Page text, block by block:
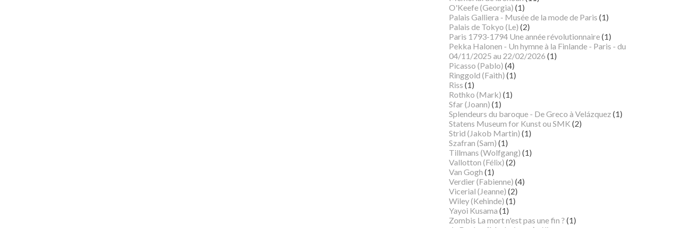
O'Keefe (Georgia) (1)
Palais Galliera - Musée de la mode de Paris (1)
Palais de Tokyo (Le) (2)
Paris 1793-1794 Une année révolutionnaire(1)
Pekka Halonen - Un hymne à la Finlande - Paris - du
04/11/2025 au 22/02/2026 (1)
Picasso (Pablo) (4)
Ringgold (Faith) (1)
Riss (1)
Rothko (Mark) (1)
Sfar (Joann) (1)
Splendeurs du baroque - De Greco à Velázquez (1)
Statens Museum for Kunst ou SMK (2)
Strid (Jakob Martin) (1)
Szafran (Sam) (1)
Tillmans (Wolfgang) (1)
Vallotton (Félix) (2)
Van Gogh (1)
Verdier (Fabienne) (4)
Vicerial (Jeanne) (2)
Wiley (Kehinde) (1)
Yayoi Kusama (1)
Zombis La mort n'est pas une fin ? (1)